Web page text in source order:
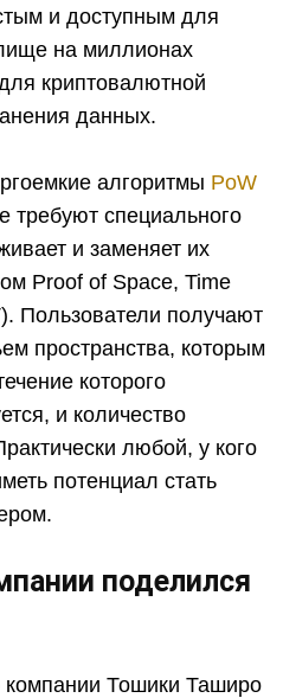
и доступным для
на миллионах
криптовалютной
данных.
алгоритмы PoW
требуют специального
и заменяет их
Proof of Space, Time
Пользователи получают
пространства, которым
которого
и количество
любой, у кого
потенциал стать
поделился
компании Тошики Таширо